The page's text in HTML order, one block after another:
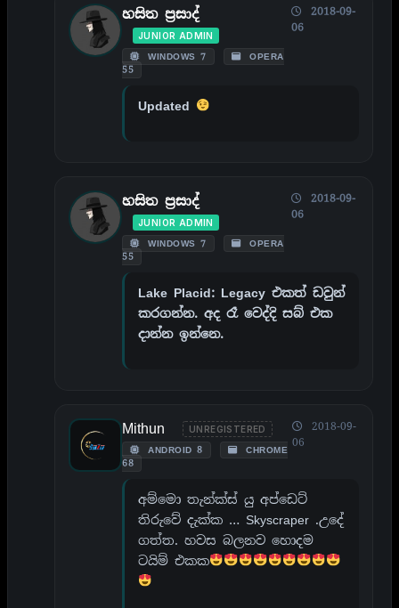
හසිත ප්‍රසාද්
JUNIOR ADMIN
WINDOWS 7
OPERA
55
2018-09-
06
Updated
හසිත ප්‍රසාද්
JUNIOR ADMIN
WINDOWS 7
OPERA
55
2018-09-
06
Lake Placid: Legacy එකත් ඩවුන්
කරගන්න. අද රෑ වෙද්දි සබ් එක
දාන්න ඉන්නෙ.
Mithun UNREGISTERED
ANDROID 8
CHROME
68
2018-09-
06
අම්මො තැන්ක්ස් යු අප්ඩෙට්
තිරුවේ දැක්ක … Skyscraper .උදේ
ගත්ත. හවස බලනව හොදම
ටයිම් එකක